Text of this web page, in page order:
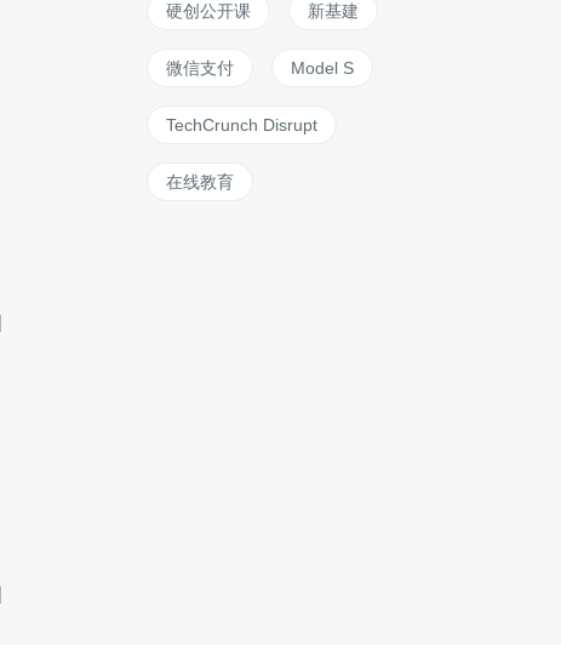
硬创公开课 新基建
微信支付 Model S
TechCrunch Disrupt
在线教育